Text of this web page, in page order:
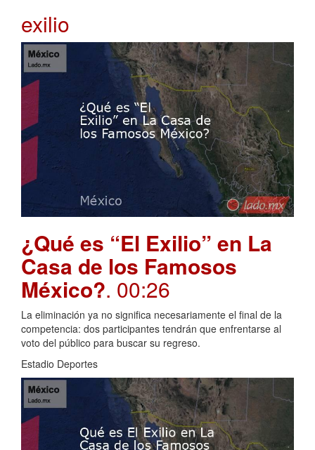
exilio
¿Qué es “El Exilio” en La
Casa de los Famosos
México?. 00:26
La eliminación ya no significa necesariamente el final de la
competencia: dos participantes tendrán que enfrentarse al
voto del público para buscar su regreso.
Estadio Deportes